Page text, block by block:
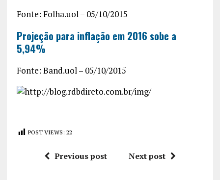
Fonte: Folha.uol – 05/10/2015
Projeção para inflação em 2016 sobe a
5,94%
Fonte: Band.uol – 05/10/2015
POST VIEWS: 22
Previous post Next post